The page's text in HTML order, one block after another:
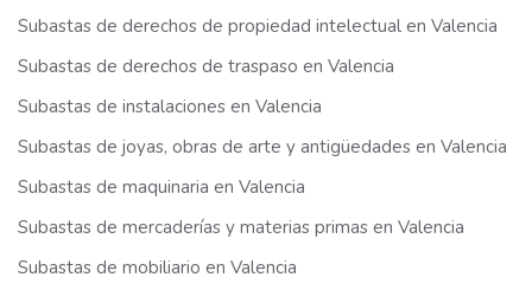
Subastas de derechos de propiedad intelectual en Valencia
Subastas de derechos de traspaso en Valencia
Subastas de instalaciones en Valencia
Subastas de joyas, obras de arte y antigüedades en Valencia
Subastas de maquinaria en Valencia
Subastas de mercaderías y materias primas en Valencia
Subastas de mobiliario en Valencia